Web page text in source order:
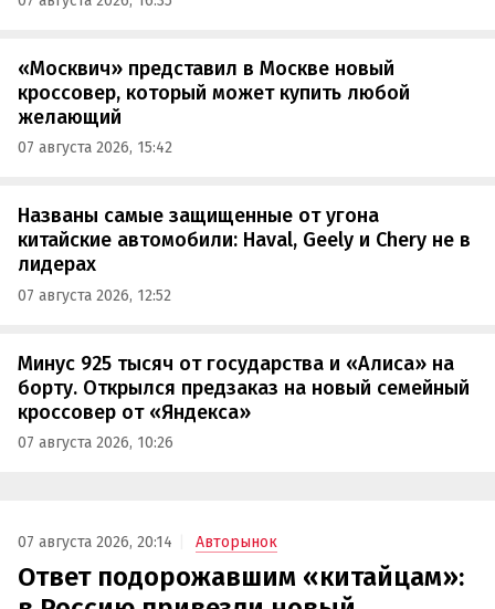
«Москвич» представил в Москве новый
кроссовер, который может купить любой
желающий
07 августа 2026, 15:42
Названы самые защищенные от угона
китайские автомобили: Haval, Geely и Chery не в
лидерах
07 августа 2026, 12:52
Минус 925 тысяч от государства и «Алиса» на
борту. Открылся предзаказ на новый семейный
кроссовер от «Яндекса»
07 августа 2026, 10:26
07 августа 2026, 20:14 Авторынок
Ответ подорожавшим «китайцам»: